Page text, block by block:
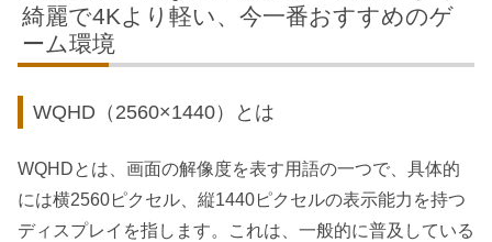
綺麗で4Kより軽い、今一番おすすめのゲ
ーム環境
WQHD（2560×1440）とは
WQHDとは、画面の解像度を表す用語の一つで、具体的
には横2560ピクセル、縦1440ピクセルの表示能力を持つ
ディスプレイを指します。これは、一般的に普及している